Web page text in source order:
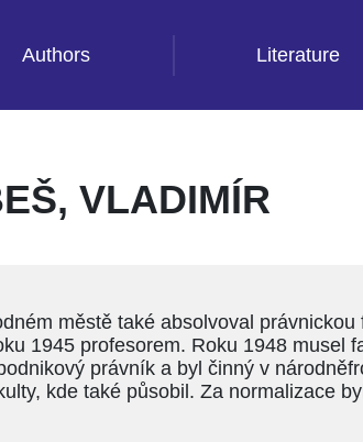
Authors Literature
VLADIMÍR
městě také absolvoval
1945 profesorem. Roku 1948 musel
právník a byl činný v
kde také působil. Za normalizace